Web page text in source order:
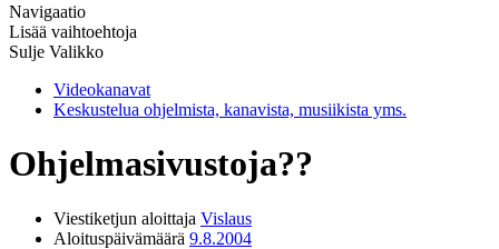
Navigaatio
Lisää vaihtoehtoja
Sulje Valikko
Videokanavat
Keskustelua ohjelmista, kanavista, musiikista yms.
Ohjelmasivustoja??
Viestiketjun aloittaja Vislaus
Aloituspäivämäärä 9.8.2004